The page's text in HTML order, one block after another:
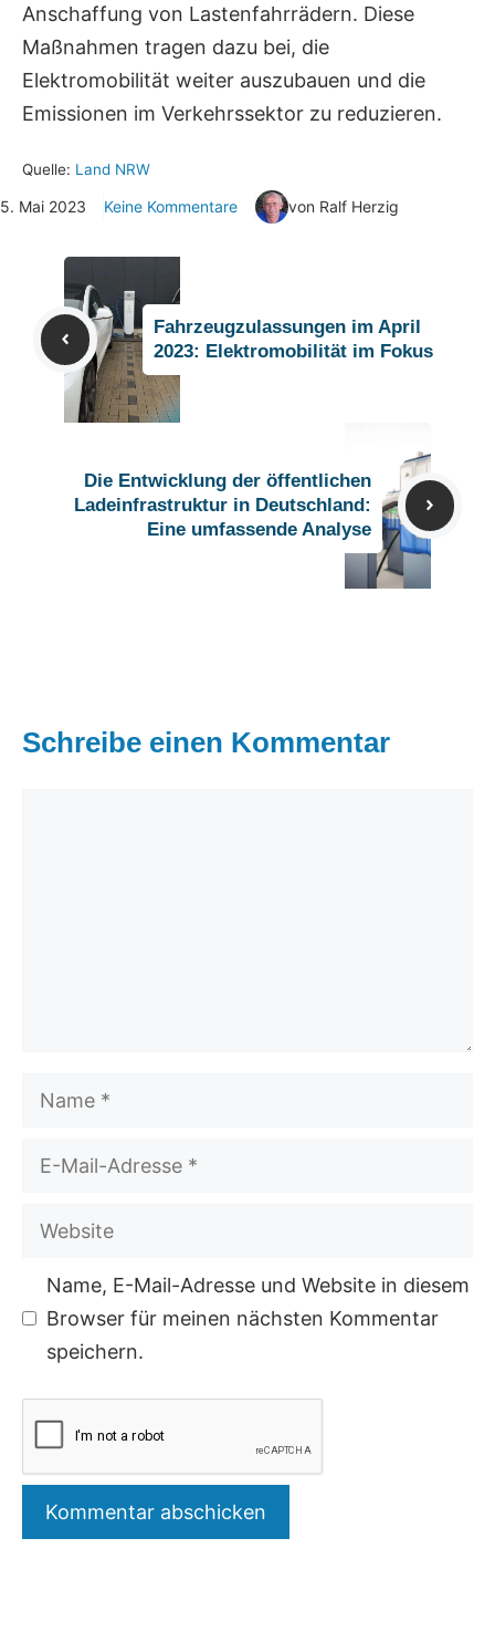
Anschaffung von Lastenfahrrädern. Diese
Maßnahmen tragen dazu bei, die
Elektromobilität weiter auszubauen und die
Emissionen im Verkehrssektor zu reduzieren.
Quelle: Land NRW
5. Mai 2023 Keine Kommentare von Ralf Herzig
Fahrzeugzulassungen im April
2023: Elektromobilität im Fokus
Die Entwicklung der öffentlichen
Ladeinfrastruktur in Deutschland:
Eine umfassende Analyse
Schreibe einen Kommentar
Name
E-
Adresse
Website
Name, E-Mail-Adresse und Website in diesem
Browser für meinen nächsten Kommentar
speichern.